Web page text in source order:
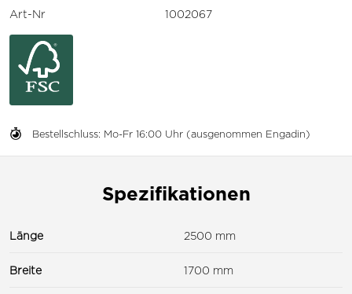
Bestellschluss: Mo-Fr 16:00 Uhr (ausgenommen Engadin)
Art-Nr 1002067
Spezifikationen
Länge 2500 mm
Breite 1700 mm